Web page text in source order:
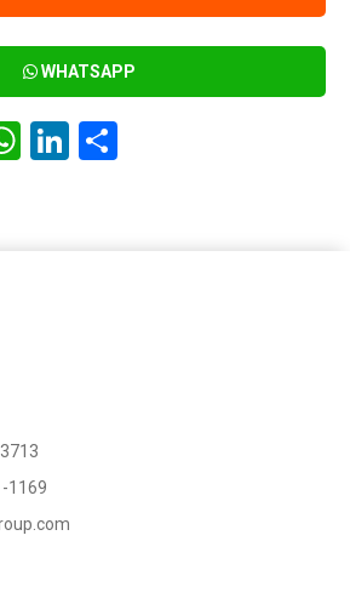
WHATSAPP
WhatsApp
LinkedIn
1169